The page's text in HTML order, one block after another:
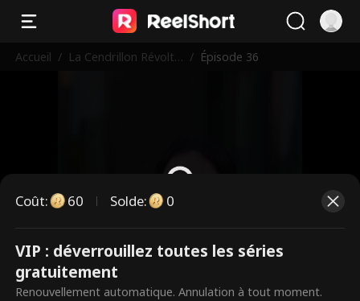
Accueil / La Cendrillon Révolté
/ Épisode 36
Ce sont des épisodes payants.
Débloquez pour regarder.
Coût: 60 Solde: 0
VIP : déverrouillez toutes les séries
gratuitement
Renouvellement automatique. Annulation à tout moment.